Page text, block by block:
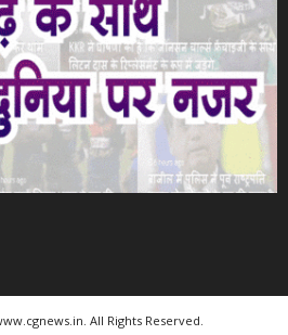
All Rights Reserved.